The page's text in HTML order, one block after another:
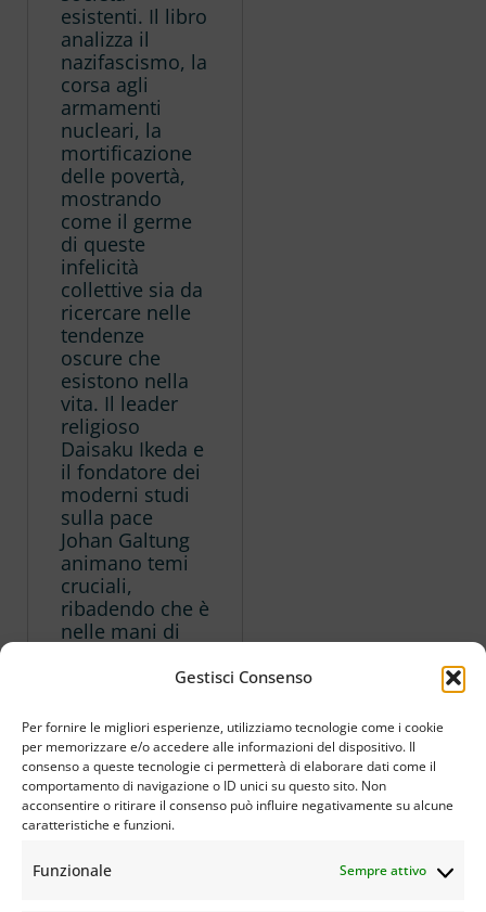
Gestisci Consenso
Per fornire le migliori esperienze, utilizziamo tecnologie come i cookie
per memorizzare e/o accedere alle informazioni del dispositivo. Il
consenso a queste tecnologie ci permetterà di elaborare dati come il
comportamento di navigazione o ID unici su questo sito. Non
acconsentire o ritirare il consenso può influire negativamente su alcune
caratteristiche e funzioni.
Funzionale Sempre attivo
esistenti. Il libro
analizza il
nazifascismo, la
corsa agli
armamenti
nucleari, la
mortificazione
delle povertà,
mostrando
come il germe
di queste
infelicità
collettive sia da
ricercare nelle
tendenze
oscure che
esistono nella
vita. Il leader
religioso
Daisaku Ikeda e
il fondatore dei
moderni studi
sulla pace
Johan Galtung
animano temi
cruciali,
ribadendo che è
nelle mani di
responsabilità
cambiamento.
Grazie a questa
prospettiva non
si cade
nell’equivoco di
valutare il bene
e il male, il
giusto e